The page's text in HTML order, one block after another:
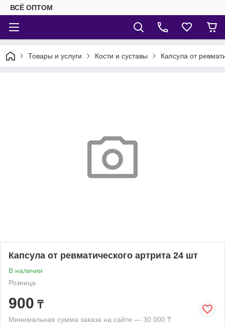
ВСЁ ОПТОМ
Товары и услуги Кости и суставы Капсула от
Капсула от ревматического артрита 24 шт
В наличии
Розница
900 ₸
Минимальная сумма заказа на сайте — 30 000 ₸